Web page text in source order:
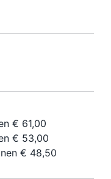
€ 61,00
€ 53,00
€ 48,50